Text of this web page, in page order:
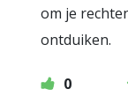
om je
ontduiken.
0